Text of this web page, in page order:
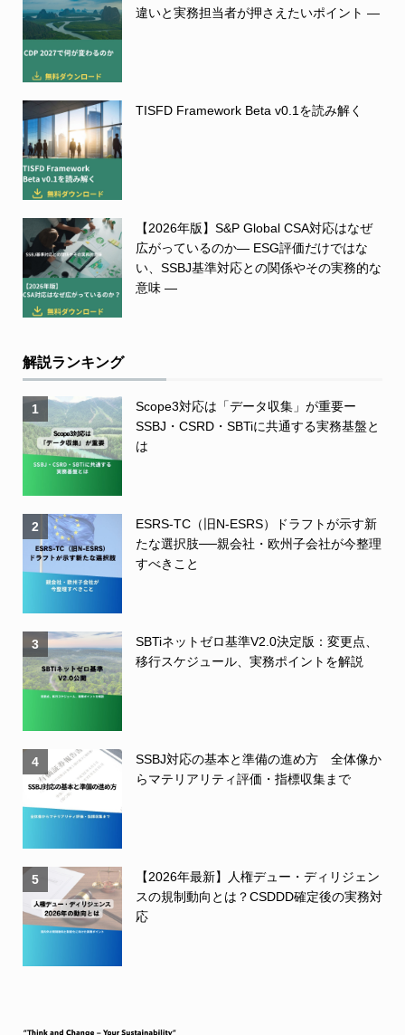
違いと実務担当者が押さえたいポイント ―
TISFD Framework Beta v0.1を読み解く
【2026年版】S&P Global CSA対応はなぜ
広がっているのか― ESG評価だけではな
い、SSBJ基準対応との関係やその実務的な
意味 ―
解説ランキング
1
Scope3対応は「データ収集」が重要ー
SSBJ・CSRD・SBTiに共通する実務基盤と
は
2
ESRS-TC（旧N-ESRS）ドラフトが示す新
たな選択肢──親会社・欧州子会社が今整理
すべきこと
3
SBTiネットゼロ基準V2.0決定版：変更点、
移行スケジュール、実務ポイントを解説
4
SSBJ対応の基本と準備の進め方 全体像か
らマテリアリティ評価・指標収集まで
5
【2026年最新】人権デュー・ディリジェン
スの規制動向とは？CSDDD確定後の実務対
応